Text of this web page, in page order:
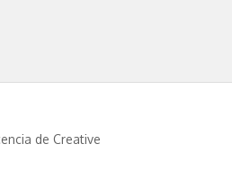
de Creative